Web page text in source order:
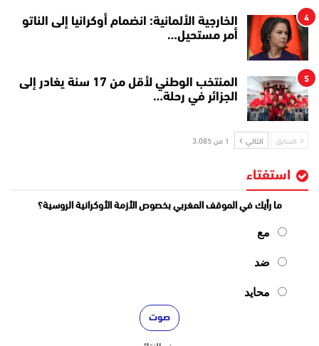
4
الخارجية الألمانية: انضمام أوكرانيا إلى الناتو
أمر مستحيل…
5
المنتخب الوطني لأقل من 17 سنة يغادر إلى
الجزائر في رحلة…
السابق التالي 1 من 3٬085
استفتاء
ما رأيك في الموقف المغربي بخصوص الأزمة الأوكرانية الروسية؟
مع
ضد
محايد